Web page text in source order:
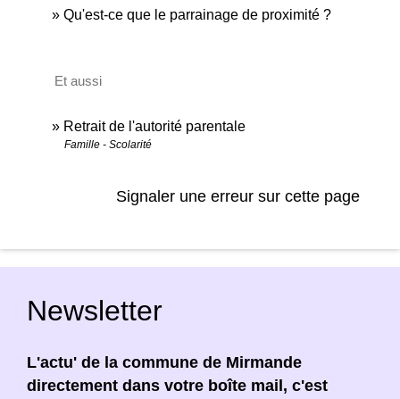
Qu'est-ce que le parrainage de proximité ?
Et aussi
Retrait de l'autorité parentale
Famille - Scolarité
Signaler une erreur sur cette page
Newsletter
L'actu' de la commune de Mirmande
directement dans votre boîte mail, c'est